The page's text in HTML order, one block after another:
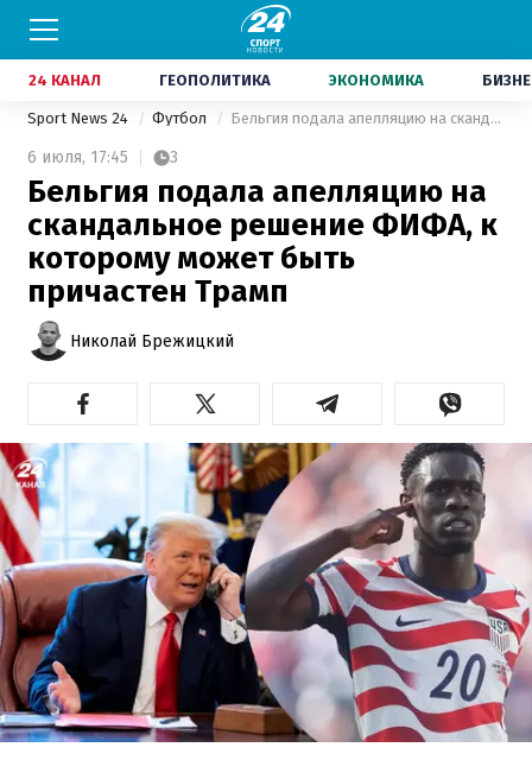
24 КАНАЛ ГЕОПОЛИТИКА ЭКОНОМИКА
Sport News 24 Футбол Бельгия подала апелляцию на скандальное решение ФИФА, к которому может быть причастен Трамп
6 июля, 17:45 3
Бельгия подала апелляцию на
скандальное решение ФИФА, к
которому может быть
причастен Трамп
Николай Брежицкий